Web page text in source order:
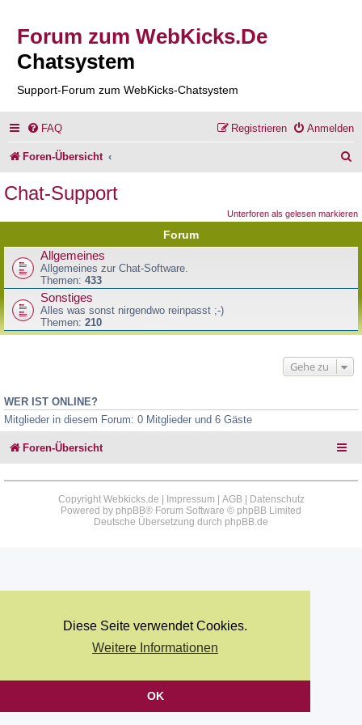
Diese Seite verwendet Cookies.
Weitere Informationen
OK
Forum zum WebKicks.De
Chatsystem
Support-Forum zum WebKicks-Chatsystem
FAQ Anmelden
Registrieren
Foren-Übersicht
e
Chat-Support
Unterforen als gelesen markieren
Forum
Allgemeines
Allgemeines zur Chat-Software.
Themen: 433
Sonstiges
Alles was sonst nirgendwo reinpasst ;-)
Themen: 210
Gehe zu
WER IST ONLINE?
Mitglieder in diesem Forum: 0 Mitglieder und 6 Gäste
Foren-Übersicht
Copyright Webkicks.de | Impressum AGB|
Datenschutz
Powered by phpBB® Forum Software © phpBB Limited
Deutsche Übersetzung durch phpBB.de